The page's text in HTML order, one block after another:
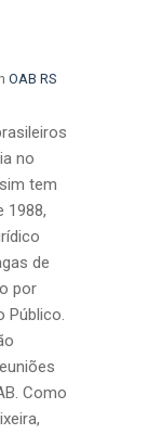
OAB RS
no
tem
1988,
de
por
Público.
Como